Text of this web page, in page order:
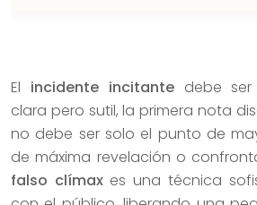
El incidente incitantedebe ser
clara pero sutil, la primera nota
no debe ser solo el punto de
de máxima revelación o
falso clímaxes una técnica